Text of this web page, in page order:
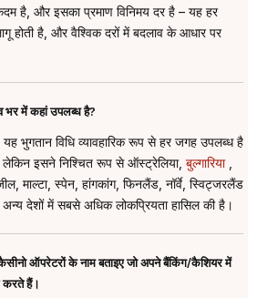
है, और इसका प्रमाण विनिमय दर है – यह हर
होती है, और वैश्विक दरों में बदलाव के आधार पर
भर में कहां उपलब्ध है?
यह भुगतान विधि व्यावहारिक रूप से हर जगह उपलब्ध है
लेकिन इसने निश्चित रूप से ऑस्ट्रेलिया, बुल्गारिया,
माल्टा, स्पेन, हांगकांग, फिनलैंड, नॉर्वे, स्विट्जरलैंड
देशों में सबसे अधिक लोकप्रियता हासिल की है।
ऑपरेटरों के नाम बताइए जो अपने बैंकिंग/कैशियर में
करते हैं।